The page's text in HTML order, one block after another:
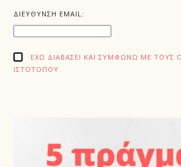
ΔΙΕΥΘΥΝΣΗ EMAIL:
ΈΧΩ ΔΙΑΒΆΣΕΙ ΚΑΙ ΣΥΜΦΩΝΏ ΜΕ ΤΟΥΣ
ΙΣΤΌΤΟΠΟΥ